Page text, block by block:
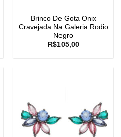
Brinco De Gota Onix
Cravejada Na Galeria Rodio
Negro
R$105,00